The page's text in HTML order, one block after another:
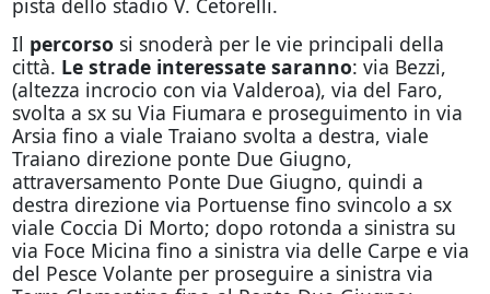
pista dello stadio V. Cetorelli.
Il percorso si snoderà per le vie principali della
città. Le strade interessate saranno: via Bezzi,
(altezza incrocio con via Valderoa), via del Faro,
svolta a sx su Via Fiumara e proseguimento in via
Arsia fino a viale Traiano svolta a destra, viale
Traiano direzione ponte Due Giugno,
attraversamento Ponte Due Giugno, quindi a
destra direzione via Portuense fino svincolo a sx
viale Coccia Di Morto; dopo rotonda a sinistra su
via Foce Micina fino a sinistra via delle Carpe e via
del Pesce Volante per proseguire a sinistra via